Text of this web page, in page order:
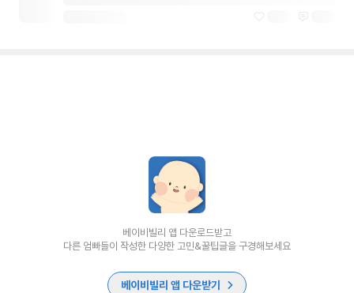
베이비빌리 앱 다운로드받고
다른 엄빠들이 작성한 다양한 고민&꿀팁글을 구경해보세요
베이비빌리 앱 다운받기